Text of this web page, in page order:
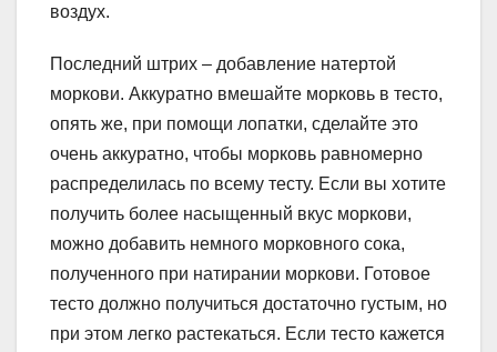
воздух.
Последний штрих – добавление натертой
моркови. Аккуратно вмешайте морковь в тесто,
опять же, при помощи лопатки, сделайте это
очень аккуратно, чтобы морковь равномерно
распределилась по всему тесту. Если вы хотите
получить более насыщенный вкус моркови,
можно добавить немного морковного сока,
полученного при натирании моркови. Готовое
тесто должно получиться достаточно густым, но
при этом легко растекаться. Если тесто кажется